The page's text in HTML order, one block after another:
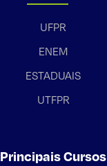
UFPR
ENEM
ESTADUAIS
UTFPR
Principais Cursos